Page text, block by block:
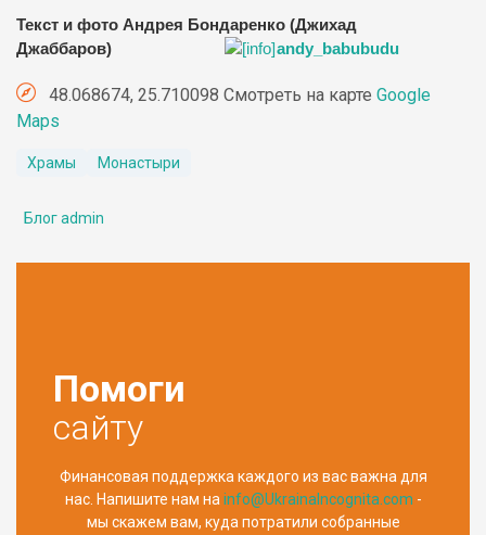
Текст и фото Андрея Бондаренко (Джихад
Джаббаров)
andy_babubudu
48.068674, 25.710098 Смотреть на карте Google
Maps
Храмы Монастыри
Блог admin
Помоги
сайту
Финансовая поддержка каждого из вас важна для
нас. Напишите нам наinfo@UkrainaIncognita.com -
мы скажем вам, куда потратили собранные